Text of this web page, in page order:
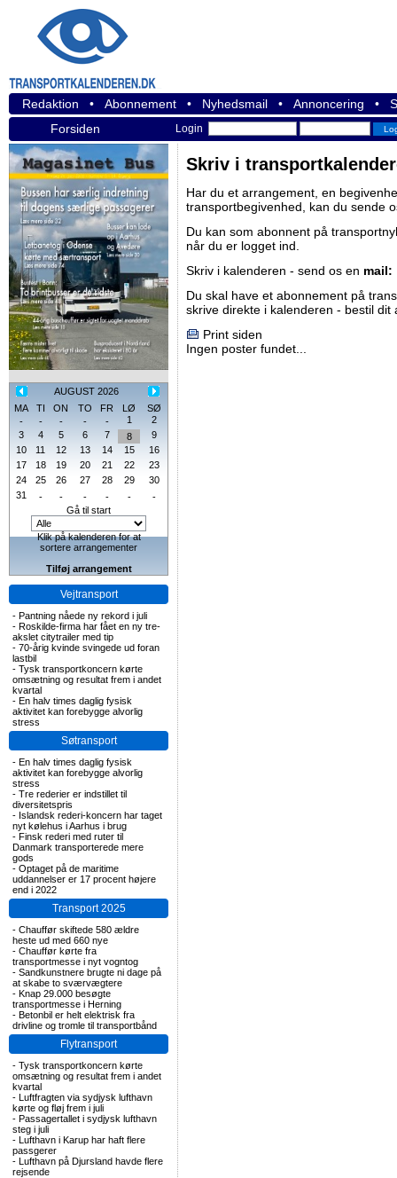
Redaktion • Abonnement • Nyhedsmail • Annoncering •
Forsiden
Login
AUGUST 2026
MA
TI ON TO FR LØ
SØ
-
- - - - 1
2
3
4 5 6 7 8
9
10
11 12 13 14 15
16
17
18 19 20 21 22
23
24
25 26 27 28 29
30
31
- - - - -
-
Gå til start
Klik på kalenderen for at
sortere arrangementer
Tilføj arrangement
Vejtransport
- Pantning nåede ny rekord i juli
- Roskilde-firma har fået en ny tre-
akslet citytrailer med tip
- 70-årig kvinde svingede ud foran
lastbil
- Tysk transportkoncern kørte
omsætning og resultat frem i andet
kvartal
- En halv times daglig fysisk
aktivitet kan forebygge alvorlig
stress
Søtransport
- En halv times daglig fysisk
aktivitet kan forebygge alvorlig
stress
- Tre rederier er indstillet til
diversitetspris
- Islandsk rederi-koncern har taget
nyt kølehus i Aarhus i brug
- Finsk rederi med ruter til
Danmark transporterede mere
gods
- Optaget på de maritime
uddannelser er 17 procent højere
end i 2022
Transport 2025
- Chauffør skiftede 580 ældre
heste ud med 660 nye
- Chauffør kørte fra
transportmesse i nyt vogntog
- Sandkunstnere brugte ni dage på
at skabe to sværvægtere
- Knap 29.000 besøgte
transportmesse i Herning
- Betonbil er helt elektrisk fra
drivline og tromle til transportbånd
Flytransport
- Tysk transportkoncern kørte
omsætning og resultat frem i andet
kvartal
- Luftfragten via sydjysk lufthavn
kørte og fløj frem i juli
- Passagertallet i sydjysk lufthavn
steg i juli
- Lufthavn i Karup har haft flere
passgerer
- Lufthavn på Djursland havde flere
rejsende
Skriv i
Har du et arrangement, en
transportbegivenhed, kan du sende
Du kan som abonnent på
når du er logget ind.
Skriv i kalenderen - send os en mail:
Du skal have et abonnement på
skrive direkte i kalenderen - bestil dit
Print siden
Ingen poster fundet...